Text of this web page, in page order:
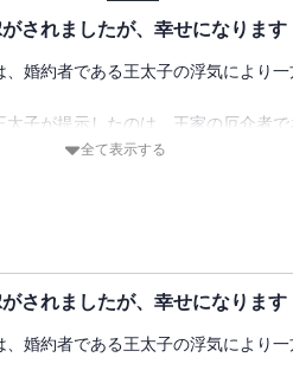
されましたが、幸せになります
、婚約者である王太子の浮気により
太子が提示したのは、王家の厄介者
との結婚だった。
王太子をしのぐほどの強い魔力を持
だそうで・・・・・・。
ないリズだったが、父の言葉を信じ
に育てることを決意する。
全て表示する
されましたが、幸せになります
、婚約者である王太子の浮気により